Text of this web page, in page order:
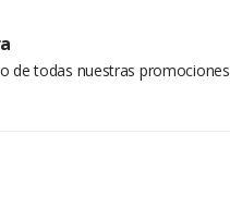
de todas nuestras promociones